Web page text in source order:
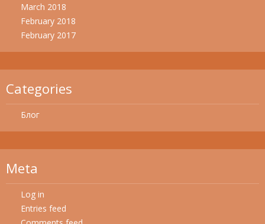
March 2018
February 2018
February 2017
Categories
Блог
Meta
Log in
Entries feed